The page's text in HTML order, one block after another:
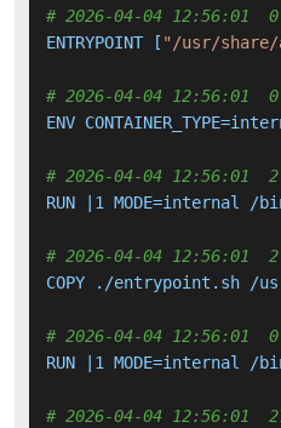
# 2026-04-04 12:56:01
ENTRYPOINT [ "/usr/share/
# 2026-04-04 12:56:01
ENV
# 2026-04-04 12:56:01
RUN |1 MODE=internal /
# 2026-04-04 12:56:01
COPY ./entrypoint.sh /
# 2026-04-04 12:56:01
RUN |1 MODE=internal /
# 2026-04-04 12:56:01